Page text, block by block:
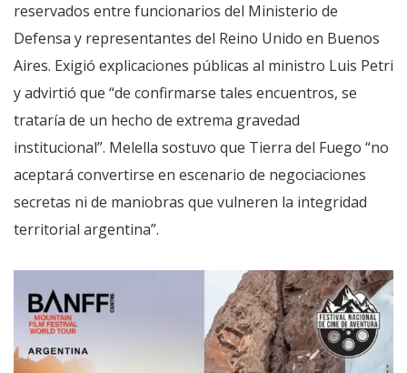
reservados entre funcionarios del Ministerio de
Defensa y representantes del Reino Unido en Buenos
Aires. Exigió explicaciones públicas al ministro Luis Petri
y advirtió que “de confirmarse tales encuentros, se
trataría de un hecho de extrema gravedad
institucional”. Melella sostuvo que Tierra del Fuego “no
aceptará convertirse en escenario de negociaciones
secretas ni de maniobras que vulneren la integridad
territorial argentina”.